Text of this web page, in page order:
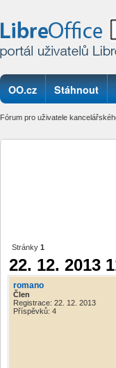
OO.cz Stáhnout
Fórum pro uživatele
Stránky 1
22. 12. 2013
romano
Člen
Registrace: 22. 12. 2013
Příspěvků: 4